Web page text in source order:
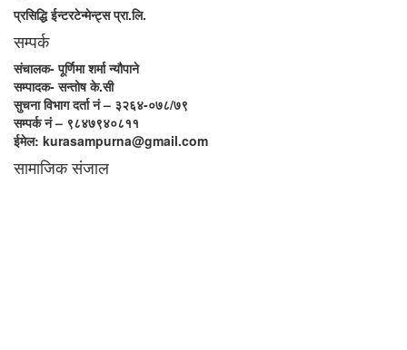
प्रसिद्धि ईन्टरटेन्मेन्ट्स प्रा.लि.
सम्पर्क
संचालक- पूर्णिमा शर्मा न्यौपाने
सम्पादक- सन्तोष के.सी
सुचना विभाग दर्ता नं – ३२६४-०७८/७९
सम्पर्क नं – ९८४७९४०८११
ईमेल: kurasampurna@gmail.com
सामाजिक संजाल